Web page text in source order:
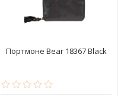
Портмоне Bear 18367 Black